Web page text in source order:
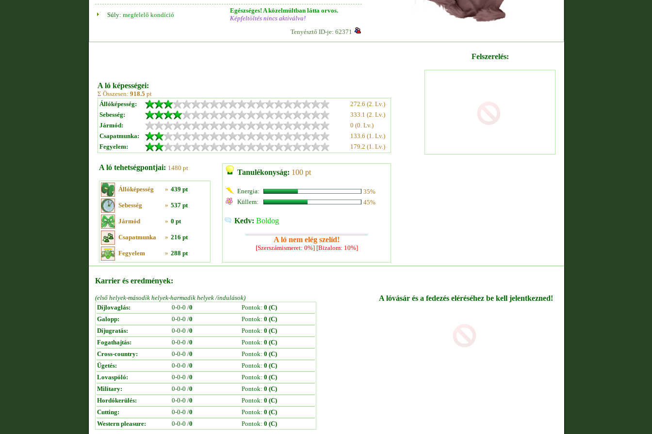
Súly: megfelelő kondíció
Egészséges! A közelmúltban látta orvos.
Képfeltöltés nincs aktiválva!
Tenyésztő ID-je: 62371
A ló képességei:
Σ Összesen: 918.5 pt
Állóképesség:
272.6 (2. Lv.)
Sebesség:
333.1 (2. Lv.)
Jármód:
0 (0. Lv.)
Csapatmunka:
133.6 (1. Lv.)
Fegyelem:
179.2 (1. Lv.)
A ló tehetségpontjai: 1480 pt
Állóképesség » 439 pt
Sebesség » 537 pt
Jármód » 0 pt
Csapatmunka » 216 pt
Fegyelem » 288 pt
Tanulékonyság: 100 pt
Energia:
35%
Küllem:
45%
Kedv: Boldog
A ló nem elég szelíd!
[Szerszámismeret: 0%] [Bizalom: 10%]
Felszerelés:
Karrier és eredmények:
(első helyek-második helyek-harmadik helyek /indulások)
Díjlovaglás:
0-0-0 /0 Pontok: 0 (C)
Galopp:
0-0-0 /0 Pontok: 0 (C)
Díjugratás:
0-0-0 /0 Pontok: 0 (C)
Fogathajtás:
0-0-0 /0 Pontok: 0 (C)
Cross-country:
0-0-0 /0 Pontok: 0 (C)
Ügetés:
0-0-0 /0 Pontok: 0 (C)
Lovaspóló:
0-0-0 /0 Pontok: 0 (C)
Military:
0-0-0 /0 Pontok: 0 (C)
Hordókerülés:
0-0-0 /0 Pontok: 0 (C)
Cutting:
0-0-0 /0 Pontok: 0 (C)
Western pleasure:
0-0-0 /0 Pontok: 0 (C)
A lóvásár és a fedezés eléréséhez be kell jelentkezned!